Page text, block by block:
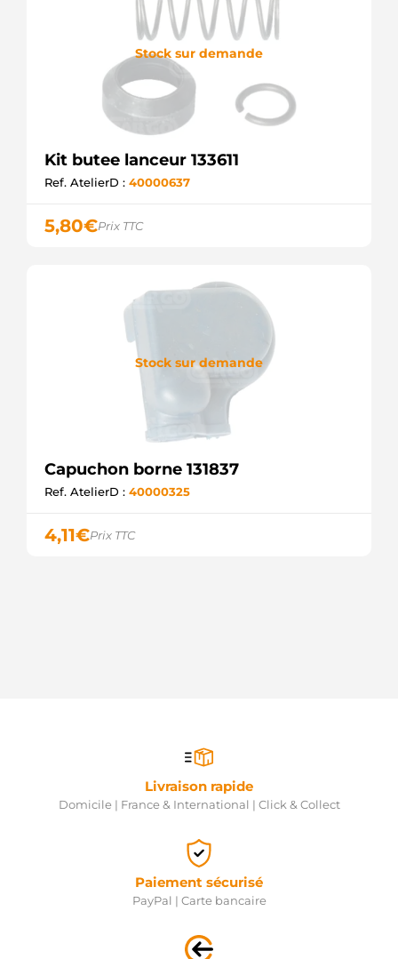
Stock sur demande
Kit butee lanceur 133611
Ref. AtelierD : 40000637
5,80€Prix TTC
Stock sur demande
Capuchon borne 131837
Ref. AtelierD : 40000325
4,11€Prix TTC
Livraison rapide
Domicile | France & International | Click & Collect
Paiement sécurisé
PayPal | Carte bancaire